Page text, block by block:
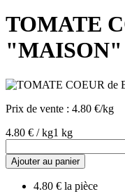
TOMATE
"MAISON"
Prix de vente : 4.80 €/kg
4.80 € / kg1 kg
Ajouter au panier
4.80 € la pièce